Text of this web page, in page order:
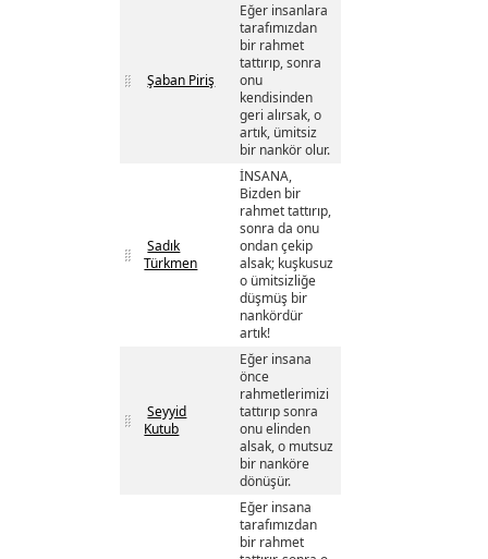
Şaban Piriş
Eğer insanlara
tarafımızdan
bir rahmet
tattırıp, sonra
onu
kendisinden
geri alırsak, o
artık, ümitsiz
bir nankör olur.
Sadık
Türkmen
İNSANA,
Bizden bir
rahmet tattırıp,
sonra da onu
ondan çekip
alsak; kuşkusuz
o ümitsizliğe
düşmüş bir
nankördür
artık!
Seyyid
Kutub
Eğer insana
önce
rahmetlerimizi
tattırıp sonra
onu elinden
alsak, o mutsuz
bir nanköre
dönüşür.
Eğer insana
tarafımızdan
bir rahmet